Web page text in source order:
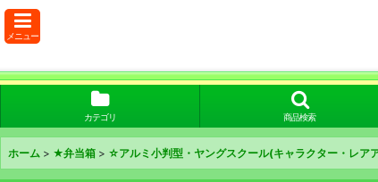
メニュー
カテゴリ 商品検索
ホーム > ★弁当箱 > ☆アルミ小判型・ヤングスクール(キャラクター・レア